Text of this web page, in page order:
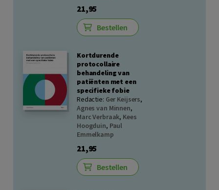
21,95
Bestellen
Kortdurende
protocollaire
behandeling van
patiënten met een
specifieke fobie
Redactie: Ger Keijsers,
Agnes van Minnen,
Marc Verbraak, Kees
Hoogduin, Paul
Emmelkamp
21,95
Bestellen